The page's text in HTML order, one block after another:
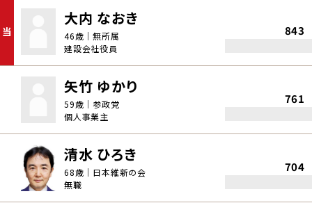
当
大内 なおき
46歳｜無所属
建設会社役員
843
矢竹 ゆかり
59歳｜参政党
個人事業主
761
清水 ひろき
68歳｜日本維新の会
無職
704